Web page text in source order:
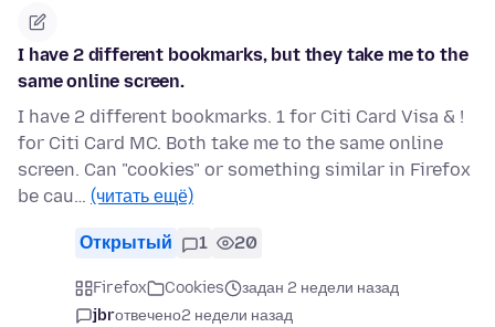
I have 2 different bookmarks, but they take me to the
same online screen.
I have 2 different bookmarks. 1 for Citi Card Visa & !
for Citi Card MC. Both take me to the same online
screen. Can "cookies" or something similar in Firefox
be cau… (читать ещё)
Открытый 1 20
Firefox Cookies
задан 2 недели назад
jbrотвечено2 недели назад